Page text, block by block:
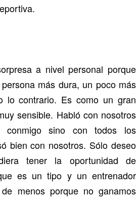
a nivel personal porque
más dura, un poco más
lo contrario. Es como un gran
sensible. Habló con nosotros
sino con todos los
bien con nosotros. Sólo deseo
tener la oportunidad de
es un tipo y un entrenador
menos porque no ganamos